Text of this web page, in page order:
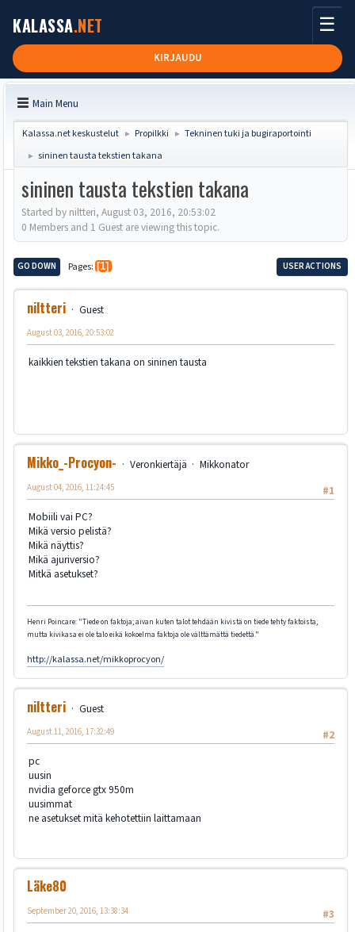
KALASSA.NET
KIRJAUDU
☰
Main Menu
Kalassa.net keskustelut ► Propilkki ► Tekninen tuki ja bugiraportointi
► sininen tausta tekstien takana
sininen tausta tekstien takana
Started by niltteri, August 03, 2016, 20:53:02
0 Members and 1 Guest are viewing this topic.
GO DOWN Pages 1 USER ACTIONS
niltteri Guest
August 03, 2016, 20:53:02
kaikkien tekstien takana on sininen tausta
Mikko_-Procyon- Veronkiertäjä
Mikkonator
#1
August 04, 2016, 11:24:45
Mobiili vai PC?
Mikä versio pelistä?
Mikä näyttis?
Mikä ajuriversio?
Mitkä asetukset?
Henri Poincare: "Tiede on faktoja; aivan kuten talot tehdään kivistä on tiede tehty faktoista;
mutta kivikasa ei ole talo eikä kokoelma faktoja ole välttämättä tiedettä."
http://kalassa.net/mikkoprocyon/
niltteri
Guest
#2
August 11, 2016, 17:32:49
pc
uusin
nvidia geforce gtx 950m
uusimmat
ne asetukset mitä kehotettiin laittamaan
Läke80
#3
September 20, 2016, 13:38:34